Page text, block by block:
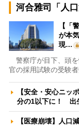
河合雅司「人
【「
が本
現…
警察庁が目下、頭を
官の採用試験の受験
【安全・安心ニッ
分の1以下に！ 出
【医療崩壊】人口